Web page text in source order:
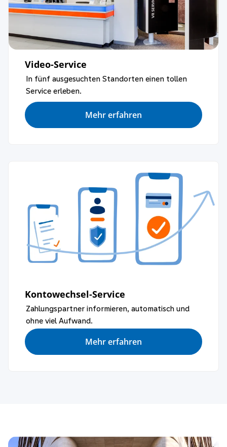
Video-Service
In fünf ausgesuchten Standorten einen tollen
Service erleben.
Mehr erfahren
Kontowechsel-Service
Zahlungspartner informieren, automatisch und
ohne viel Aufwand.
Mehr erfahren